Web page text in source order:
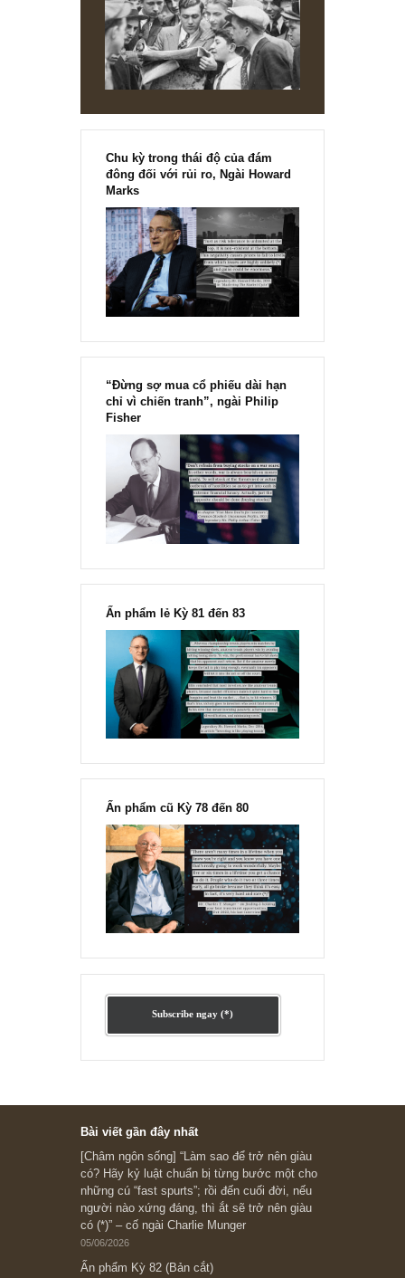
rộng, để 3 yếu tố trọng yếu trên trở thành kỹ năng giỏi đòi
hỏi cần rất nhiều thời gian và công sức. Cũng rất cám ơn
BBT đã đề cập đến những khó khăn phía trước, song tôi
cũng tin rằng bằng sự kiên trì với triết lý đầu tư giá trị
[Ấn phẩm kỳ 82], 36/36 trang,
chính thức phát hành!!
Marks
“Đừng sợ mua cổ phiếu dài hạn
chỉ vì chiến tranh”, ngài Philip
Fisher